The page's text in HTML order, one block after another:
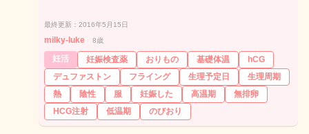
最終更新：2016年5月15日
milky-luke 8歳
妊活 妊娠検査薬 おりもの 基礎体温
hCG
デュファストン
フライング 生理予定日
生理周期
熱
陰性 服 妊娠した 高温期
無排卵
HCG注射
低温期 のびおり